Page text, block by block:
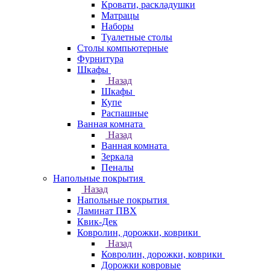
Кровати, раскладушки
Матрацы
Наборы
Туалетные столы
Столы компьютерные
Фурнитура
Шкафы
Назад
Шкафы
Купе
Распашные
Ванная комната
Назад
Ванная комната
Зеркала
Пеналы
Напольные покрытия
Назад
Напольные покрытия
Ламинат ПВХ
Квик-Дек
Ковролин, дорожки, коврики
Назад
Ковролин, дорожки, коврики
Дорожки ковровые